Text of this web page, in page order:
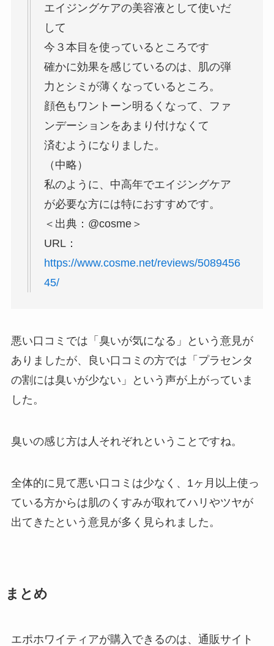
エイジングケアの美容液として使いだ
して
今３本目を使っているところです
確かに効果を感じているのは、肌の弾
力とシミが薄くなっているところ。
顔色もワントーン明るくなって、ファ
ンデーションをあまり付けなくて
済むようになりました。
（中略）
私のように、中高年でエイジングケア
が必要な方には特におすすめです。
＜出典：@cosme＞
URL：
https://www.cosme.net/reviews/5089456
45/
悪い口コミでは「臭いが気になる」という意見が
ありましたが、良い口コミの方では「プラセンタ
の割には臭いが少ない」という声が上がっていま
した。
臭いの感じ方は人それぞれということですね。
全体的に見て悪い口コミは少なく、1ヶ月以上使っ
ている方からは肌のくすみが取れてハリやツヤが
出てきたという意見が多く見られました。
まとめ
エポホワイティアが購入できるのは、通販サイト